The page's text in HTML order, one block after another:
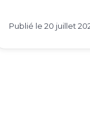
Publié le 20 juillet